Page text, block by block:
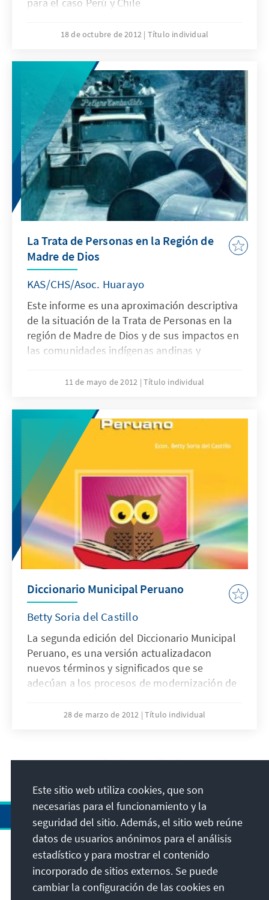
para el caso Perú y Chile
18 de octubre de 2012 Título individual
La Trata de Personas en la Región de
Madre de Dios
KAS/CHS/Asoc. Huarayo
Este informe es una aproximación descriptiva
de la situación de la Trata de Personas en la
región de Madre de Dios y de sus impactos en
las comunidades indígenas andinas y
violación de los derechos humanos de
edad de ambos sexos, que son explotados
laboral y/o sexualmente por personas
inescrupulosas y en total impunidad.
11 de mayo de 2012 Título individual
Diccionario Municipal Peruano
Betty Soria del Castillo
La segunda edición del Diccionario Municipal
Peruano, es una versión actualizadacon
nuevos términos y significados que se
adecúan a los procesos de modernización de
consecuencia de nuestra experiencia
pretende constituir un instrumento de
municipales y para la comunidad peruana en
general.
28 de marzo de 2012 Título individual
Dirección
Contacto
Este sitio web utiliza cookies, que son
necesarias para el funcionamiento y la
seguridad del sitio. Además, el sitio web reúne
datos de usuarios anónimos para el análisis
estadístico y para mostrar el contenido
incorporado de sitios externos. Se puede
cambiar la configuración de las cookies en